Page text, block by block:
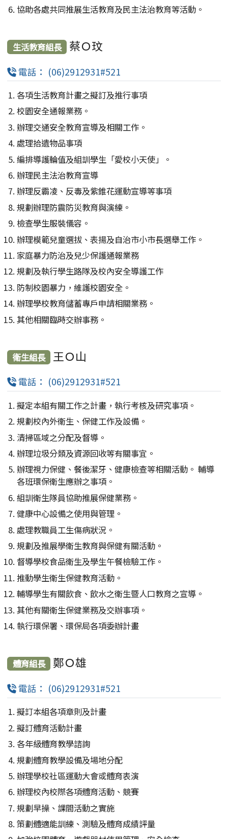
協助各處共同推展生活教育及民主法治教育等活動。
生活教育組長 蔡Ｏ玟
電話： (06)2912931#521
各項生活教育計畫之擬訂及推行事項
校園安全通報業務。
辦理交通安全教育宣導及相關工作。
處理拾遺物品事項
編排導護輪值及組訓學生「愛校小天使」。
辦理民主法治教育宣導
辦理反霸凌、反毒及紫錐花運動宣導等事項
規劃辦理防震防災教育與演練。
檢查學生服裝儀容。
辦理模範兒童選拔、表揚及自治市小市長選舉工作。
家庭暴力防治及兒少保護通報業務
規劃及執行學生路隊及校內安全導護工作
防制校園暴力，維護校園安全。
辦理學校教育儲蓄專戶申請相關業務。
其他相關臨時交辦事務。
衛生組長 王Ｏ山
電話： (06)2912931#521
擬定本組有關工作之計畫，執行考核及研究事項。
規劃校內外衛生、保健工作及設備。
清掃區域之分配及督導。
辦理垃圾分類及資源回收等有關事宜。
辦理視力保健、餐後潔牙、健康檢查等相關活動。 輔導
各班環保衛生應辦之事項。
組訓衛生隊員協助推展保健業務。
健康中心設備之使用與管理。
處理教職員工生傷病狀況。
規劃及推展學衛生教育與保健有關活動。
督導學校食品衛生及學生午餐檢驗工作。
推動學生衛生保健教育活動。
輔導學生有關飲食、飲水之衛生暨人口教育之宣導。
其他有關衛生保健業務及交辦事項。
執行環保署、環保局各項委辦計畫
體育組長 鄭Ｏ雄
電話： (06)2912931#521
擬訂本組各項章則及計畫
擬訂體育活動計畫
各年級體育教學諮詢
規劃體育教學設備及場地分配
辦理學校社區運動大會或體育表演
辦理校內校際各項體育活動、競賽
規劃早操、課間活動之實施
策劃體適能訓練、測驗及體育成績評量